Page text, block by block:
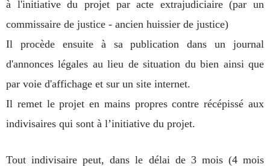
à l'initiative du projet par acte extrajudiciaire (par un
commissaire de justice - ancien huissier de justice)
Il procède ensuite à sa publication dans un journal
d'annonces légales au lieu de situation du bien ainsi que
par voie d'affichage et sur un site internet.
Il remet le projet en mains propres contre récépissé aux
indivisaires qui sont à l’initiative du projet.
Tout indivisaire peut, dans le délai de 3 mois (4 mois